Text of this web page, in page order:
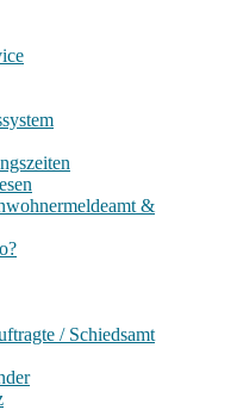
&
/ Schiedsamt